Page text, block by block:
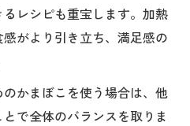
レシピも重宝します。加熱
がより引き立ち、満足感の
かまぼこを使う場合は、他
で全体のバランスを取りま